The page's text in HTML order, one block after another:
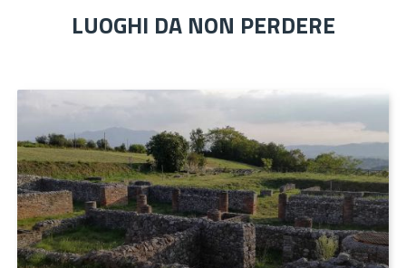
LUOGHI DA NON PERDERE